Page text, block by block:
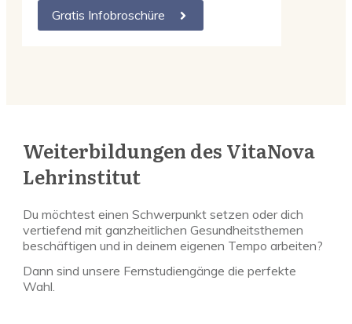
Gratis Infobroschüre
Weiterbildungen des VitaNova
Lehrinstitut
Du möchtest einen Schwerpunkt setzen oder dich
vertiefend mit ganzheitlichen Gesundheitsthemen
beschäftigen und in deinem eigenen Tempo arbeiten?
Dann sind unsere Fernstudiengänge die perfekte
Wahl.